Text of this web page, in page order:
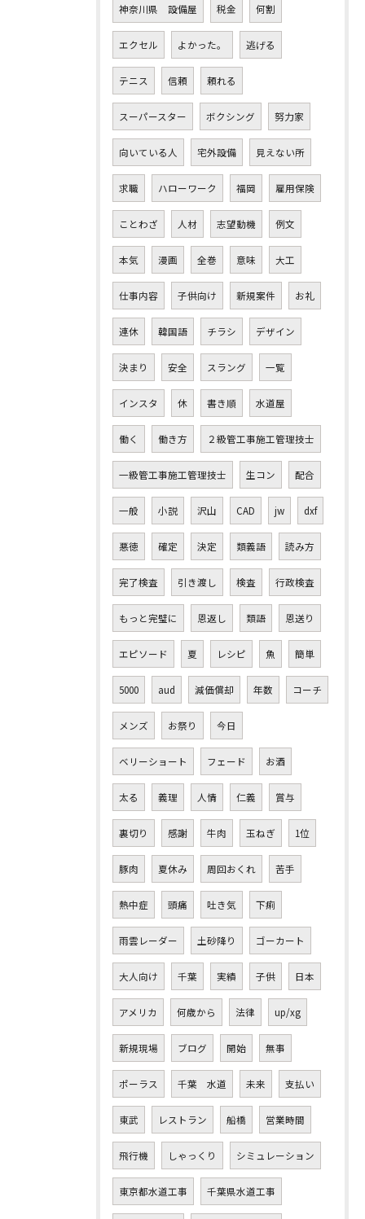
神奈川県 設備屋 税金 何割
エクセル よかった。 逃げる
テニス 信頼 頼れる
スーパースター ボクシング 努力家
向いている人 宅外設備 見えない所
求職 ハローワーク 福岡 雇用保険
ことわざ 人材 志望動機 例文
本気 漫画 全巻 意味 大工
仕事内容 子供向け 新規案件 お礼
連休 韓国語 チラシ デザイン
決まり 安全 スラング 一覧
インスタ 休 書き順 水道屋
働く 働き方 ２級管工事施工管理技士
一級管工事施工管理技士 生コン 配合
一般 小説 沢山 CAD jw dxf
悪徳 確定 決定 類義語 読み方
完了検査 引き渡し 検査 行政検査
もっと完璧に 恩返し 類語 恩送り
エピソード 夏 レシピ 魚 簡単
5000 aud 減価償却 年数 コーチ
メンズ お祭り 今日
ベリーショート フェード お酒
太る 義理 人情 仁義 賞与
裏切り 感謝 牛肉 玉ねぎ 1位
豚肉 夏休み 周回おくれ 苦手
熱中症 頭痛 吐き気 下痢
雨雲レーダー 土砂降り ゴーカート
大人向け 千葉 実績 子供 日本
アメリカ 何歳から 法律 up/xg
新規現場 ブログ 開始 無事
ポーラス 千葉 水道 未来 支払い
東武 レストラン 船橋 営業時間
飛行機 しゃっくり シミュレーション
東京都水道工事 千葉県水道工事